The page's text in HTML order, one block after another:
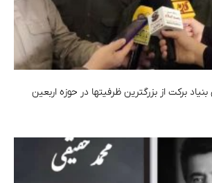
برکت از بزرگترین ظرفیتها در حوزه اربعین